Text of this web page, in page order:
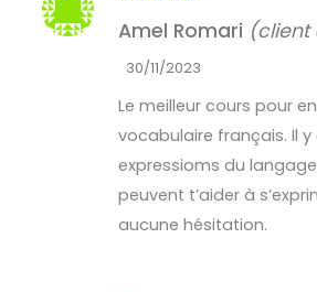
5
Amel Romari
30/11/2023
Le meilleur cours pour
vocabulaire français. Il y
expressioms du
peuvent t’aider à
aucune hésitation.